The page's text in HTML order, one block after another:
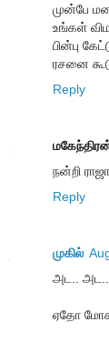
முன்பே
உங்கள்
பின்பு
ரசனை
Reply
நன்றி
Reply
முகில்
அட.. அட..
ஏதோ